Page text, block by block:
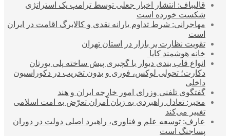
قالیباف: انتشار اخبار جعلی توسط ترامپ یک استراتژی
شکست خورده است
مهاجرانی: شرط تداوم یارانه نقدی و کالابرگ اقامت در ایران
است
تقویت نظارت بر بازار در استان تهران
خانه هوشمند کایا
انواع قاب بندی دیوار با گچبری پیش ساخته پلی یورتان
دکارت؛ تحولی لوکس، فوری و بدون تخریب در دکوراسیون
داخلی
گفتگوی تلفنی وزرای امور خارجه ایران و هند
مخبر: تعادل راهبردی به زیان آمران تعرّض به امت اسلامی
تغییر می‌کند
عارف: توسعه علم و فناوری، راهبرد اصلی دولت در دوران
پساجنگ است